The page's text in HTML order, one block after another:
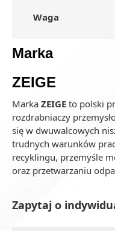
Waga
Marka
ZEIGE
Marka ZEIGE to polski
rozdrabniaczy
się w dwuwalcowych
trudnych warunków
recyklingu, przemyśle
oraz przetwarzaniu
Zapytaj o